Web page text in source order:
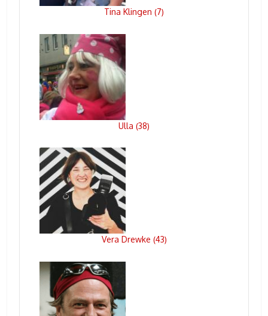
Tina Klingen (7)
Ulla (38)
Vera Drewke (43)